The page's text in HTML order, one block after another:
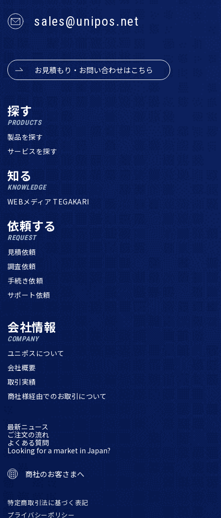
sales@unipos.net
お見積もり・お問い合わせはこちら
探す
PRODUCTS
製品を探す
サービスを探す
知る
KNOWLEDGE
WEBメディア TEGAKARI
依頼する
REQUEST
見積依頼
調査依頼
手続き依頼
サポート依頼
会社情報
COMPANY
ユニポスについて
会社概要
取引実績
商社様経由でのお取引について
最新ニュース
ご注文の流れ
よくある質問
Looking for a market in Japan?
商社のお客さまへ
特定商取引法に基づく表記
プライバシーポリシー